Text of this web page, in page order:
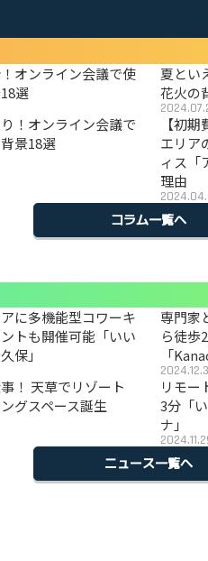
オンライン会議で使
選
夏とい
花火の
！オンライン会議で
景18選
【初
エリア
ィス「
理由
コラム一覧へ
に多機能型コワーキ
トも開催可能「いい
保」
専門家
ら徒歩
「
！ 天草でリゾート
グスペース誕生
リモー
3分「
ナ」
ニュース一覧へ